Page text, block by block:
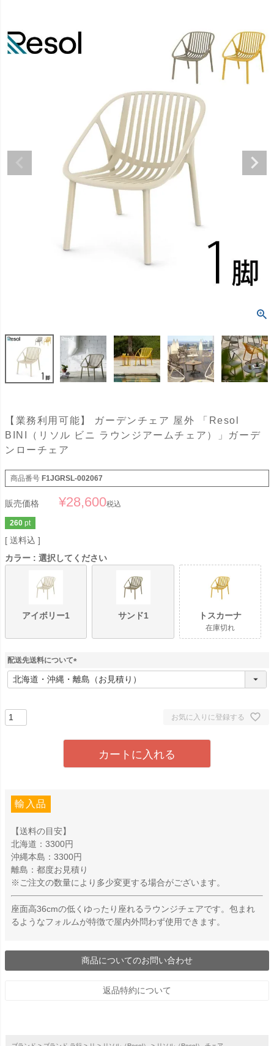
【業務利用可能】 ガーデンチェア 屋外 「Resol
BINI（リソル ビニ ラウンジアームチェア）」ガーデ
ンローチェア
商品番号 F1JGRSL-002067
販売価格 ¥28,600税込
260 pt
送料込
カラー
選択してください
アイボリー1 サンド1 トスカーナ
在庫切れ
配送先送料について
(
必
お気に入りに登録する
カートに入れる
輸入品
【送料の目安】
北海道：3300円
沖縄本島：3300円
離島：都度お見積り
※ご注文の数量により多少変更する場合がございます。
座面高36cmの低くゆったり座れるラウンジチェアです。包まれ
るようなフォルムが特徴で屋内外問わず使用できます。
商品についてのお問い合わせ
返品特約について